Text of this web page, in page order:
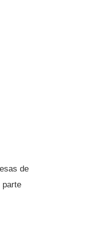
de
parte